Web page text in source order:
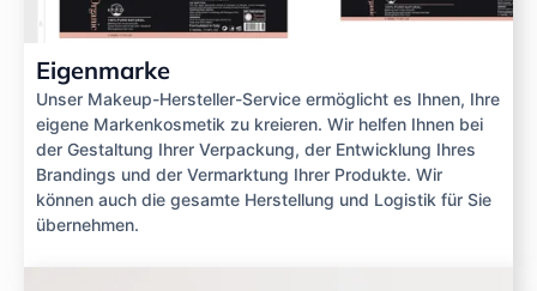
Eigenmarke
Unser Makeup-Hersteller-Service ermöglicht es Ihnen, Ihre
eigene Markenkosmetik zu kreieren. Wir helfen Ihnen bei
der Gestaltung Ihrer Verpackung, der Entwicklung Ihres
Brandings und der Vermarktung Ihrer Produkte. Wir
können auch die gesamte Herstellung und Logistik für Sie
übernehmen.